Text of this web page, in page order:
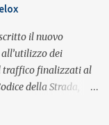
il nuovo
dei
traffico finalizzati al
della Strada,